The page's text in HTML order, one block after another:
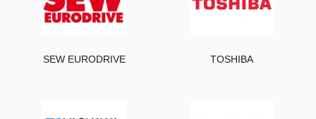
SEW EURODRIVE TOSHIBA